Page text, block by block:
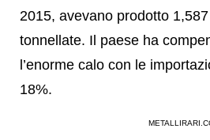
2015, avevano prodotto
tonnellate. Il paese ha
l’enorme calo con le
18%.